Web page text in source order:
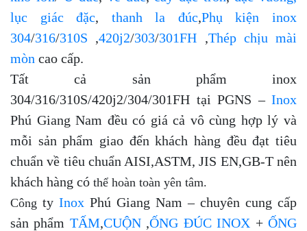
lục giác đặc, thanh la đúc,Phụ kiện inox
304/316/310S ,420j2/303/301FH ,Thép chịu mài
mòn cao cấp.
Tất cả
sản phẩm inox
304/316/310S/420j2/304/301FH tại PGNS – Inox
Phú Giang Nam đều có giá cả vô cùng hợp lý và
mỗi sản phẩm giao đến khách hàng đều đạt tiêu
chuẩn về tiêu chuẩn AISI,ASTM, JIS EN,GB-T nên
khách hàng có thể hoàn toàn yên tâm.
Công ty Inox Phú Giang Nam – chuyên cung cấp
sản phẩm TẤM,CUỘN ,ỐNG ĐÚC INOX +ỐNG